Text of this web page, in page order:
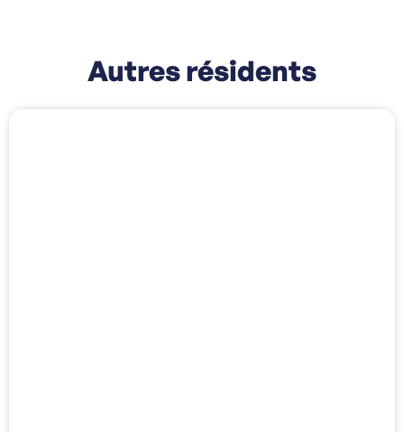
Autres résidents